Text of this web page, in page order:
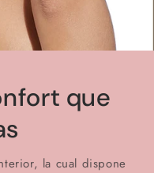
que
la cual dispone